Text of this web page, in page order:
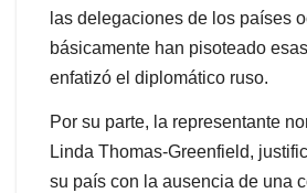
las delegaciones de los países
básicamente han pisoteado
enfatizó el diplomático ruso.
Por su parte, la representante
Linda Thomas-Greenfield,
su país con la ausencia de una